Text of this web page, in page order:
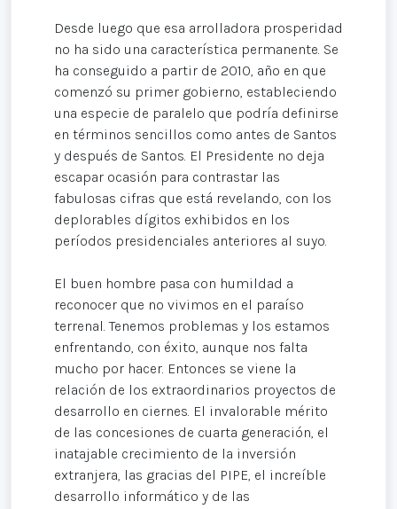
Desde luego que esa arrolladora prosperidad
no ha sido una característica permanente. Se
ha conseguido a partir de 2010, año en que
comenzó su primer gobierno, estableciendo
una especie de paralelo que podría definirse
en términos sencillos como antes de Santos
y después de Santos. El Presidente no deja
escapar ocasión para contrastar las
fabulosas cifras que está revelando, con los
deplorables dígitos exhibidos en los
períodos presidenciales anteriores al suyo.
El buen hombre pasa con humildad a
reconocer que no vivimos en el paraíso
terrenal. Tenemos problemas y los estamos
enfrentando, con éxito, aunque nos falta
mucho por hacer. Entonces se viene la
relación de los extraordinarios proyectos de
desarrollo en ciernes. El invalorable mérito
de las concesiones de cuarta generación, el
inatajable crecimiento de la inversión
extranjera, las gracias del PIPE, el increíble
desarrollo informático y de las